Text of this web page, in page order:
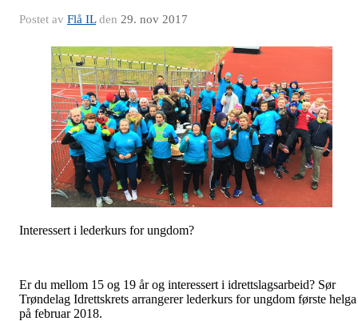
Postet av Flå ILden 29. nov 2017
Interessert i lederkurs for ungdom?
Er du mellom 15 og 19 år og interessert i idrettslagsarbeid? Sør
Trøndelag Idrettskrets arrangerer lederkurs for ungdom første helga
på februar 2018.